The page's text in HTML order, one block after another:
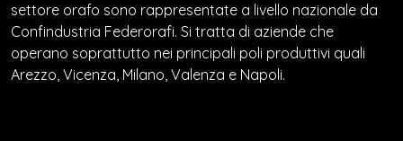
settore orafo sono rappresentate a livello nazionale da
Confindustria Federorafi. Si tratta di aziende che
operano soprattutto nei principali poli produttivi quali
Arezzo, Vicenza, Milano, Valenza e Napoli.